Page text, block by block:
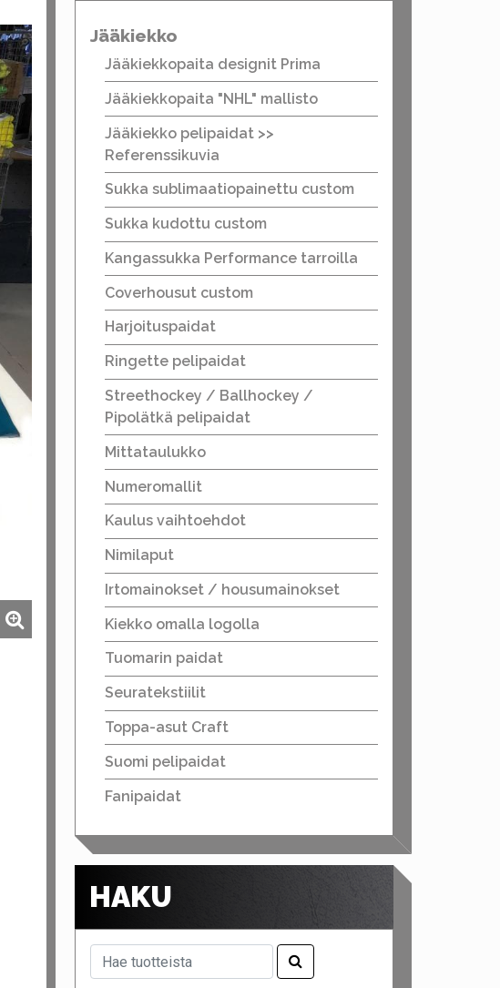
Jääkiekko
Jääkiekkopaita designit Prima
Jääkiekkopaita "NHL" mallisto
Jääkiekko pelipaidat >>
Referenssikuvia
Sukka sublimaatiopainettu custom
Sukka kudottu custom
Kangassukka Performance tarroilla
Coverhousut custom
Harjoituspaidat
Ringette pelipaidat
Streethockey / Ballhockey /
Pipolätkä pelipaidat
Mittataulukko
Numeromallit
Kaulus vaihtoehdot
Nimilaput
Irtomainokset / housumainokset
Kiekko omalla logolla
Tuomarin paidat
Seuratekstiilit
Toppa-asut Craft
Suomi pelipaidat
Fanipaidat
HAKU